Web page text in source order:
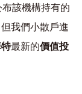
該機構持有的
我們小散戶進
最新的價值投